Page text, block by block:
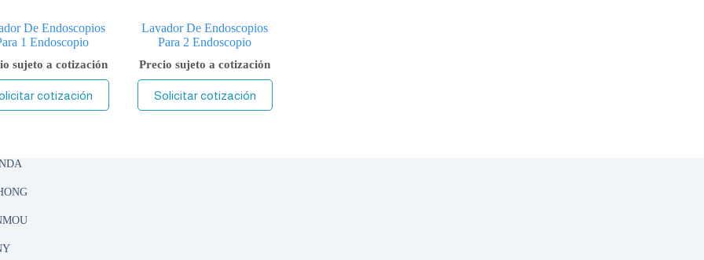
De Endoscopios
1 Endoscopio
sujeto a cotización
cotización
Lavador De Endoscopios
Para 2 Endoscopio
Precio sujeto a cotización
Solicitar cotización